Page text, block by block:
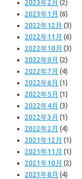
2023年2月 (2)
2023年1月 (6)
2022年12月 (3)
2022年11月 (6)
2022年10月 (3)
2022年9月 (2)
2022年7月 (4)
2022年6月 (1)
2022年5月 (1)
2022年4月 (3)
2022年3月 (1)
2022年2月 (4)
2021年12月 (1)
2021年11月 (1)
2021年10月 (2)
2021年8月 (4)